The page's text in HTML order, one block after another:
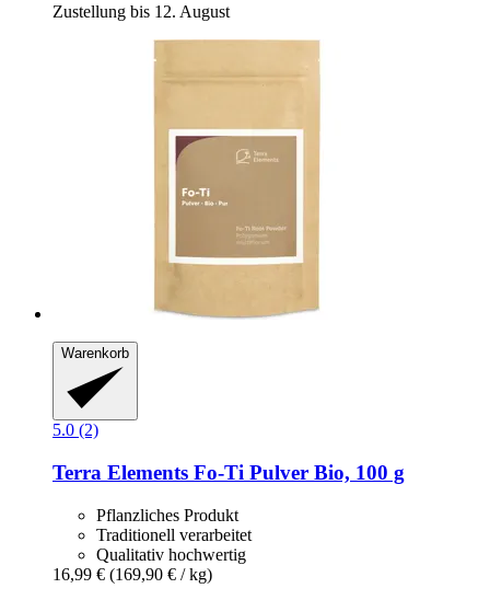
Zustellung bis 12. August
Warenkorb
5.0 (2)
Terra Elements Fo-​Ti Pulver Bio, 100 g
Pflanzliches Produkt
Traditionell verarbeitet
Qualitativ hochwertig
16,99 € (169,90 € / kg)